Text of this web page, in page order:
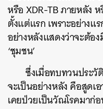
หรือ XDR-TB ภายหลัง ห
ตั้งแต่แรก เพราะอย่างแ
อย่างหลังแสดงว่าจะต้อ
‘ชุมชน’
ซึ่งเมื่อทบทวนประ
จะเป็นอย่างหลัง คือสูดเอ
เคยป่วยเป็นวัณโรคมาก่